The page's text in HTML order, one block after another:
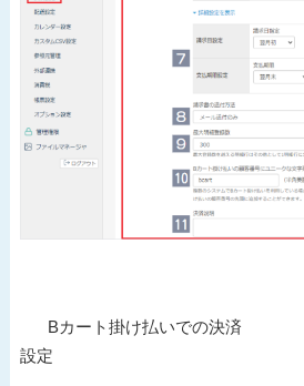
ナ
過
去
Bカート掛け払いでの決済
設定